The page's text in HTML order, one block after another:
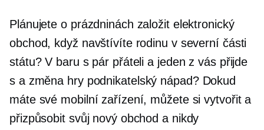
Plánujete o prázdninách založit elektronický
obchod, když navštívíte rodinu v severní části
státu? V baru s pár přáteli a jeden z vás přijde
s a změna hrypodnikatelský nápad? Dokud
máte své mobilní zařízení, můžete si vytvořit a
přizpůsobit svůj nový obchod a nikdy